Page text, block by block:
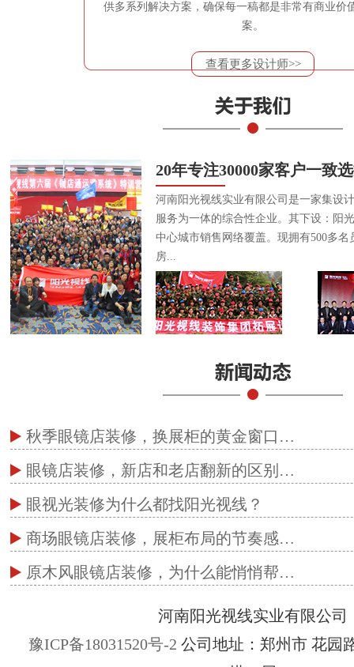
供多系列解决方案，确保每一稿都是非常有商业价
案。
查看更多设计师>>
20年专注30000家客户一致
河南阳光视线实业有限公司是一家集设
服务为一体的综合性企业。其下设：阳
中心城市销售网络覆盖。现拥有500多
房...
秋季眼镜店装修，换展柜的黄金窗口…
眼镜店装修，新店和老店翻新的区别…
眼视光装修为什么都找阳光视线？
商场眼镜店装修，展柜布局的节奏感…
原木风眼镜店装修，为什么能悄悄帮…
河南阳光视线实业有限公司
豫ICP备18031520号-2 公司地址：郑州市 花园